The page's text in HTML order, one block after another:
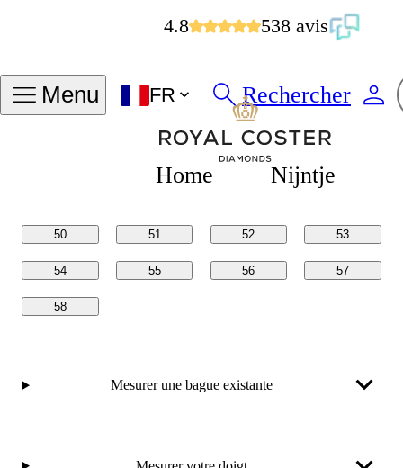
Trouver ma taille de bague
Tailles en
Tailles en
POUCES
50 51 52 53
54 55 56 57
58
Mesurer une bague existante
4.8 538 avis
Menu FR Rechercher
Home Nijntje